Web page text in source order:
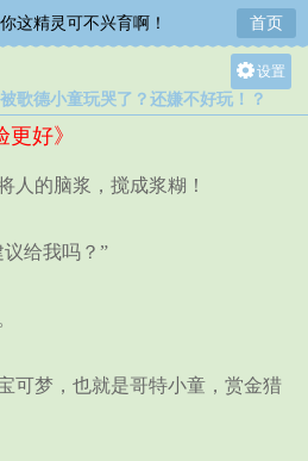
这精灵可不兴育啊！ 首页
设置
关灯
歌德小童玩哭了？还嫌不好玩！？
好》
的脑浆，搅成浆糊！
给我吗？”
梦，也就是哥特小童，赏金猎